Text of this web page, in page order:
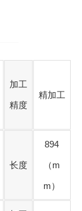
加工
精度
精加工
长度
894
（m
m）